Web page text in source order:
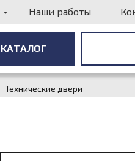
Наши работы
КАТАЛОГ
Технические двери